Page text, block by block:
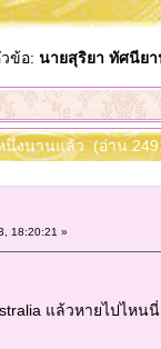
ข้อ: นายสุริยา ทัศนีย
งนานแล้ว (อ่าน
18:20:21 »
แล้วหายไปไหน